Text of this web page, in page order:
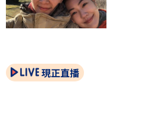
現正直播